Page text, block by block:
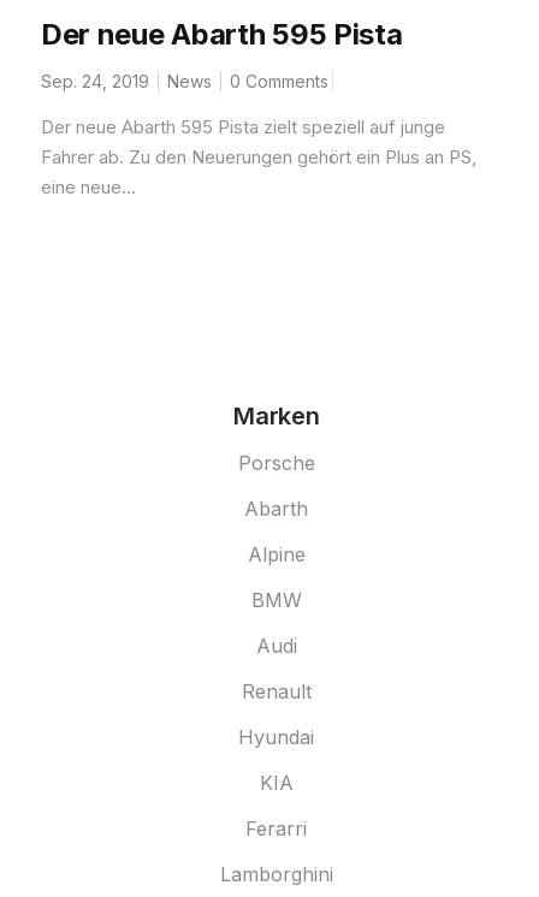
Der neue Abarth 595 Pista
Sep. 24, 2019 News 0 Comments
Der neue Abarth 595 Pista zielt speziell auf junge
Fahrer ab. Zu den Neuerungen gehört ein Plus an PS,
eine neue...
Marken
Porsche
Abarth
Alpine
BMW
Audi
Renault
Hyundai
KIA
Ferarri
Lamborghini